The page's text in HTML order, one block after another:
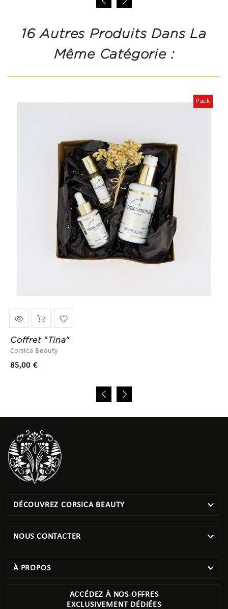
16 Autres Produits Dans La
Même Catégorie :
Pack
Coffret "Tina"
Corsica Beauty
85,00 €
DÉCOUVREZ CORSICA BEAUTY 
NOUS CONTACTER 
À PROPOS 
ACCÉDEZ À NOS OFFRES
EXCLUSIVEMENT DÉDIÉES